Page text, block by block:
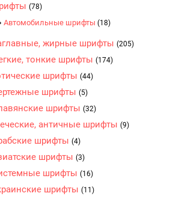
(78)
Автомобильные шрифты (18)
жирные шрифты (205)
тонкие шрифты (174)
шрифты (44)
шрифты (5)
шрифты (32)
античные шрифты (9)
шрифты (4)
шрифты (3)
шрифты (16)
шрифты (11)